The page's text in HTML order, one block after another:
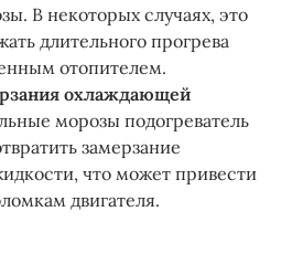
В некоторых случаях, это
длительного прогрева
отопителем.
охлаждающей
морозы подогреватель
замерзание
что может привести
двигателя.